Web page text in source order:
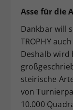
Asse für die
Dankbar will
TROPHY
Deshalb
steirische
von
10.000